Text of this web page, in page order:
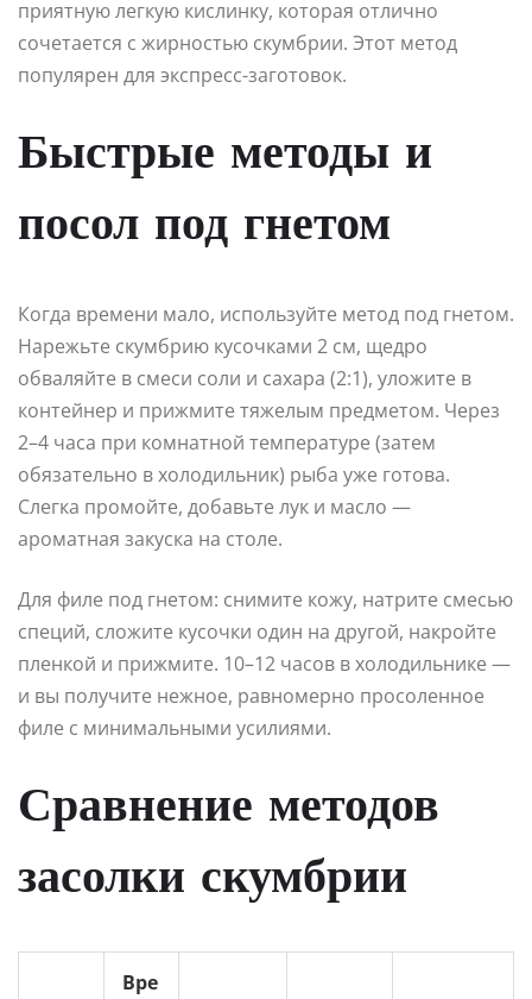
приятную легкую кислинку, которая отлично
сочетается с жирностью скумбрии. Этот метод
популярен для экспресс-заготовок.
Быстрые методы и
посол под гнетом
Когда времени мало, используйте метод под гнетом.
Нарежьте скумбрию кусочками 2 см, щедро
обваляйте в смеси соли и сахара (2:1), уложите в
контейнер и прижмите тяжелым предметом. Через
2–4 часа при комнатной температуре (затем
обязательно в холодильник) рыба уже готова.
Слегка промойте, добавьте лук и масло —
ароматная закуска на столе.
Для филе под гнетом: снимите кожу, натрите смесью
специй, сложите кусочки один на другой, накройте
пленкой и прижмите. 10–12 часов в холодильнике —
и вы получите нежное, равномерно просоленное
филе с минимальными усилиями.
Сравнение методов
засолки скумбрии
Вре